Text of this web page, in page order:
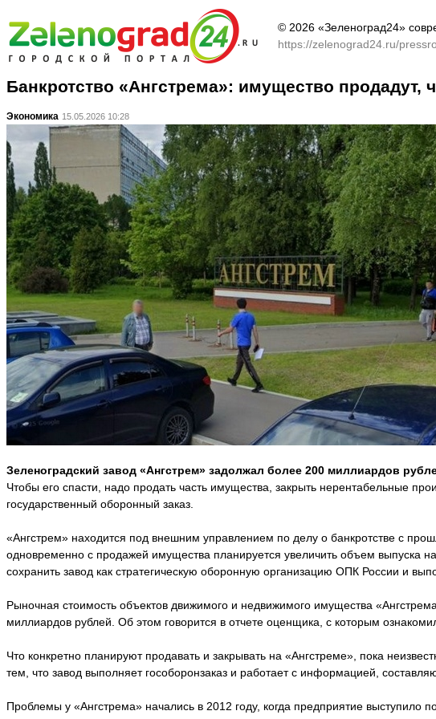
© 2026 «Зеленоград24»
https://zelenograd24.ru/
Банкротство «Ангстрема»: имущество продадут,
Экономика 15.05.2026 10:28
Зеленоградский завод «Ангстрем» задолжал более 200 миллиардов
Чтобы его спасти, надо продать часть имущества, закрыть нерентабельные
государственный оборонный заказ.
«Ангстрем» находится под внешним управлением по делу о банкротстве с
одновременно с продажей имущества планируется увеличить объем выпуска
сохранить завод как стратегическую оборонную организацию ОПК России и
Рыночная стоимость объектов движимого и недвижимого имущества
миллиардов рублей. Об этом говорится в отчете оценщика, с которым
Что конкретно планируют продавать и закрывать на «Ангстреме», пока
тем, что завод выполняет гособоронзаказ и работает с информацией,
Проблемы у «Ангстрема» начались в 2012 году, когда предприятие